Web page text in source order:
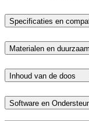
Specificaties en
Materialen en
Inhoud van de doos
Software en